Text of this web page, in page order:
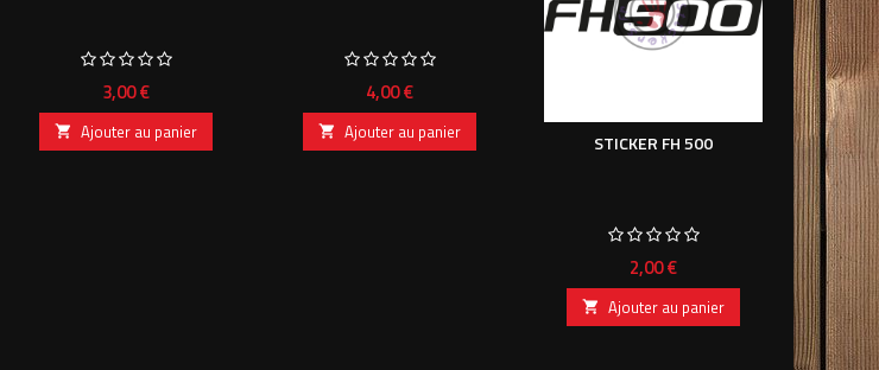
Prix
3,00 €
 Ajouter au panier
Prix
4,00 €
 Ajouter au panier STICKER FH 500
Prix
2,00 €
 Ajouter au panier
